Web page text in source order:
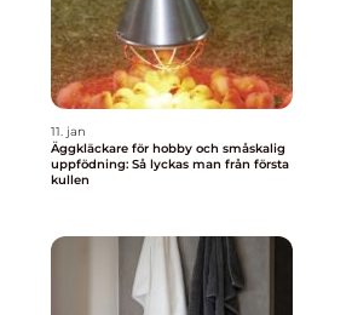
11. jan
Äggkläckare för hobby och småskalig
uppfödning: Så lyckas man från första
kullen